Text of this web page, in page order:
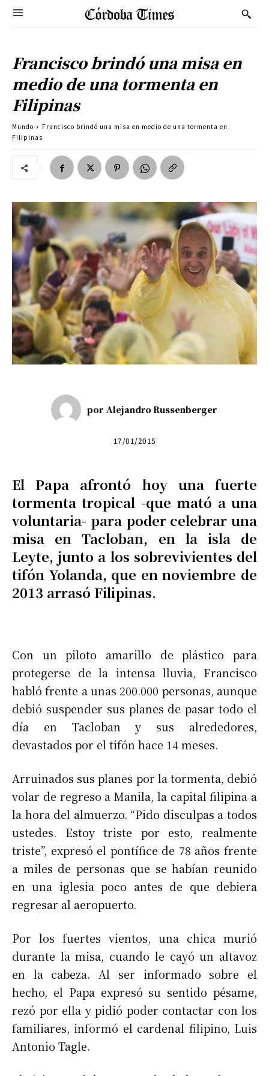
Francisco brindó una misa en
medio de una tormenta en
Filipinas
Mundo
Francisco brindó una misa en medio de una tormenta en
Filipinas
por Alejandro Russenberger
17/01/2015
El Papa afrontó hoy una fuerte
tormenta tropical -que mató a una
voluntaria- para poder celebrar una
misa en Tacloban, en la isla de
Leyte, junto a los sobrevivientes del
tifón Yolanda, que en noviembre de
2013 arrasó Filipinas.
Con un piloto amarillo de plástico para
protegerse de la intensa lluvia, Francisco
habló frente a unas 200.000 personas, aunque
debió suspender sus planes de pasar todo el
día en Tacloban y sus alrededores,
devastados por el tifón hace 14 meses.
Arruinados sus planes por la tormenta, debió
volar de regreso a Manila, la capital filipina a
la hora del almuerzo. “Pido disculpas a todos
ustedes. Estoy triste por esto, realmente
triste”, expresó el pontífice de 78 años frente
a miles de personas que se habían reunido
en una iglesia poco antes de que debiera
regresar al aeropuerto.
Por los fuertes vientos, una chica murió
durante la misa, cuando le cayó un altavoz
en la cabeza. Al ser informado sobre el
hecho, el Papa expresó su sentido pésame,
rezó por ella y pidió poder contactar con los
familiares, informó el cardenal filipino, Luis
Antonio Tagle.